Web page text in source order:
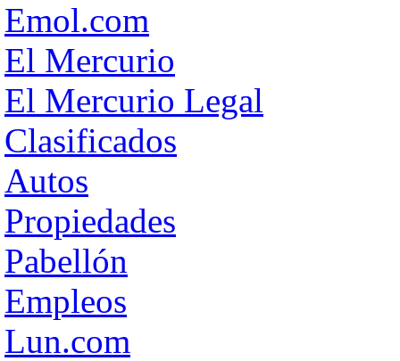
Emol.com
El Mercurio
El Mercurio Legal
Clasificados
Autos
Propiedades
Pabellón
Empleos
Lun.com